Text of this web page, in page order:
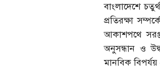
বাংলাদেশে
প্রতিরক্ষা
আকাশপথে
অনুসন্ধান ও
মানবিক